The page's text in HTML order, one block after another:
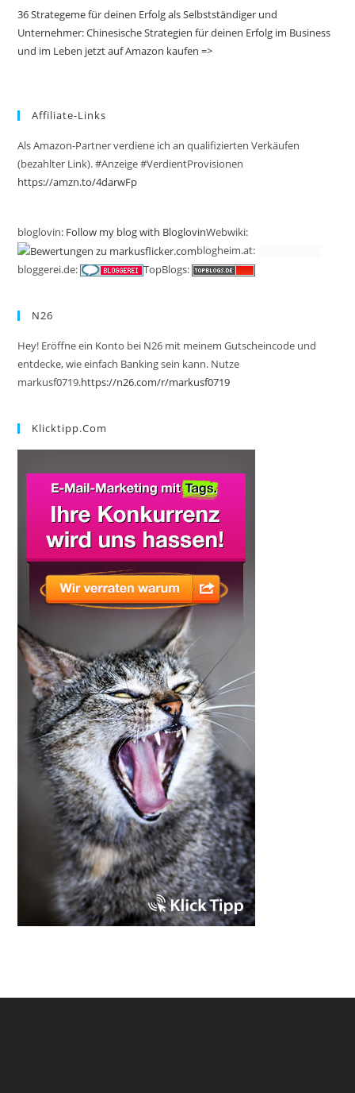
36 Strategeme für deinen Erfolg als Selbstständiger und
Unternehmer: Chinesische Strategien für deinen Erfolg im Business
und im Leben jetzt auf Amazon kaufen =>
Affiliate-Links
Als Amazon-Partner verdiene ich an qualifizierten Verkäufen
(bezahlter Link). #Anzeige #VerdientProvisionen
https://amzn.to/4darwFp
bloglovin: Follow my blog with BloglovinWebwiki:
blogheim.at:
bloggerei.de:
TopBlogs:
N26
Hey! Eröffne ein Konto bei N26 mit meinem Gutscheincode und
entdecke, wie einfach Banking sein kann. Nutze
markusf0719.https://n26.com/r/markusf0719
Klicktipp.com